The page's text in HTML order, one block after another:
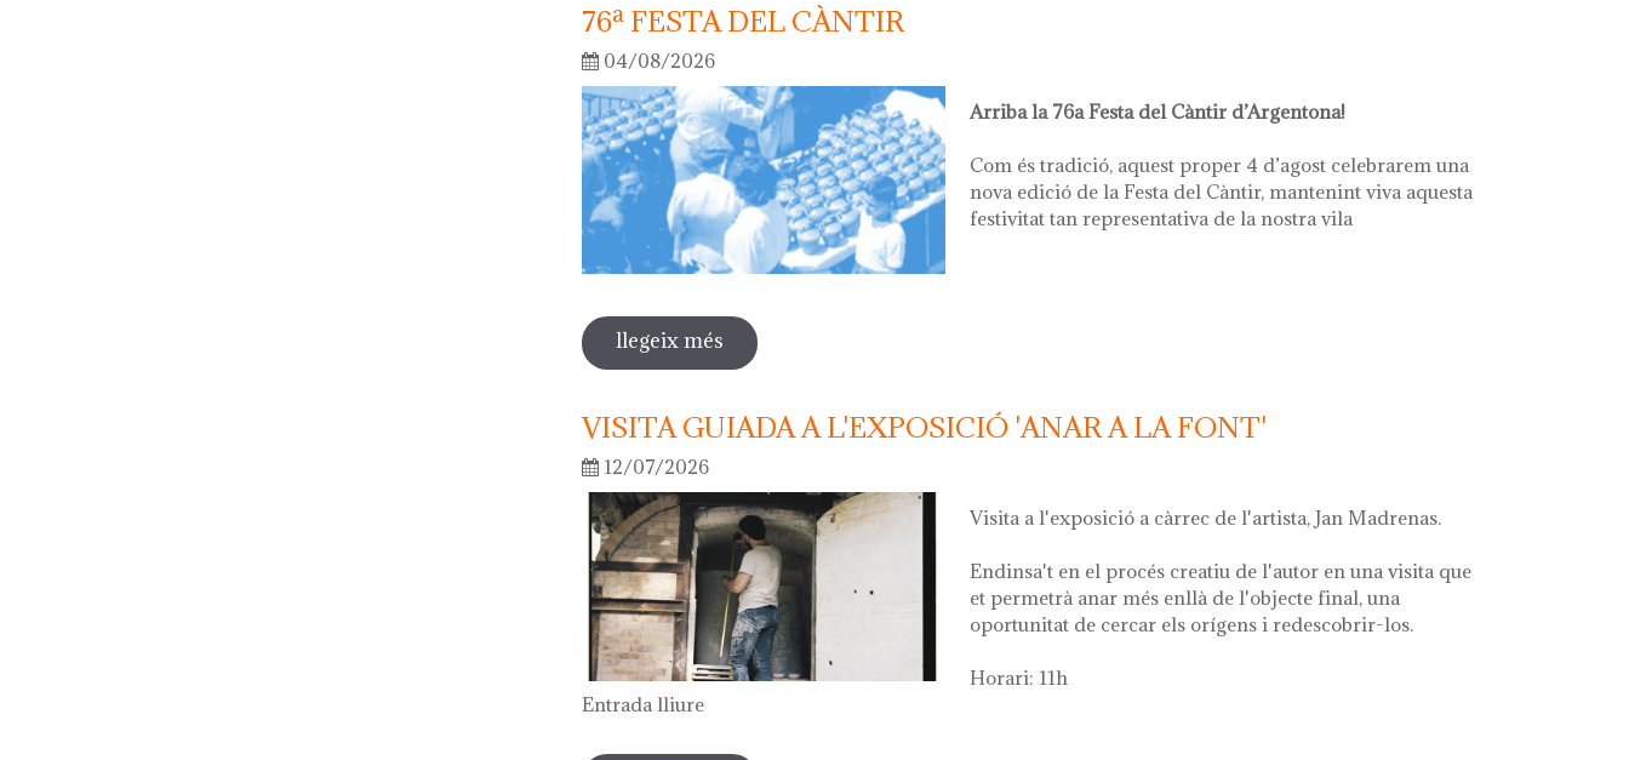
76ª FESTA DEL CÀNTIR
04/08/2026
Arriba la 76a Festa del Càntir d’Argentona!
Com és tradició, aquest proper 4 d’agost celebrarem una
nova edició de la Festa del Càntir, mantenint viva aquesta
festivitat tan representativa de la nostra vila
llegeix més sobre 76ª festa del càntir
VISITA GUIADA A L'EXPOSICIÓ 'ANAR A LA FONT'
12/07/2026
Visita a l'exposició a càrrec de l'artista, Jan Madrenas.
Endinsa't en el procés creatiu de l'autor en una visita que
et permetrà anar més enllà de l'objecte final, una
oportunitat de cercar els orígens i redescobrir-los.
Horari: 11h
Entrada lliure